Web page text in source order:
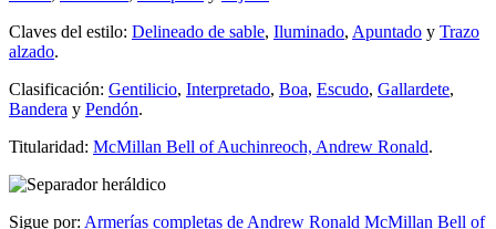
Claves del estilo: Delineado de sable, Iluminado, Apuntado y Trazo
alzado.
Clasificación: Gentilicio, Interpretado, Boa, Escudo, Gallardete,
Bandera y Pendón.
Titularidad: McMillan Bell of Auchinreoch, Andrew Ronald.
Sigue por: Armerías completas de Andrew Ronald McMillan Bell of